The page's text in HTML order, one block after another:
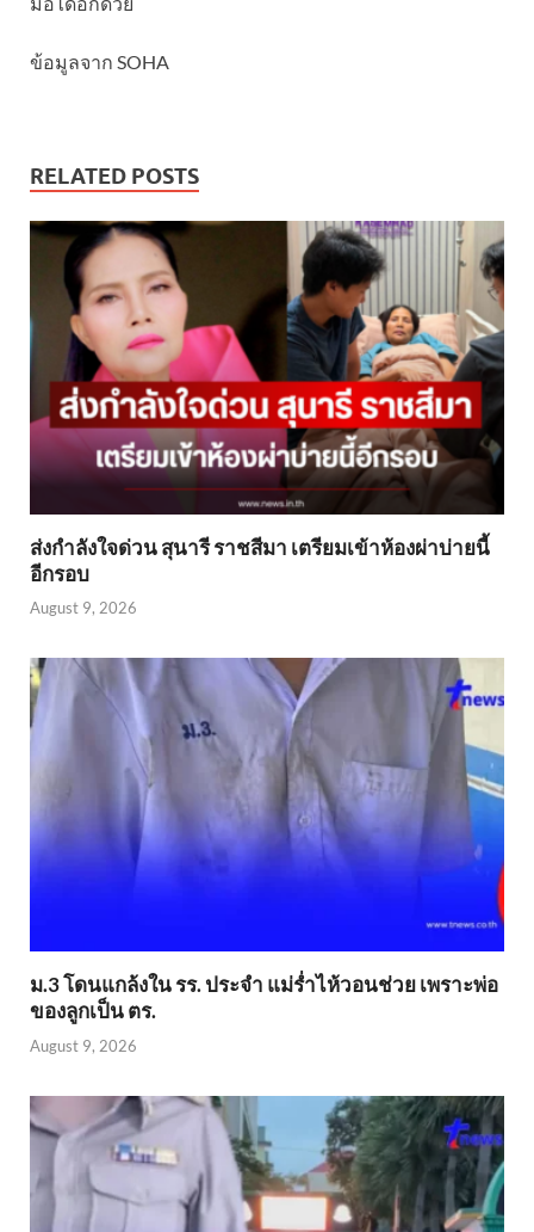
ข้อมูลจาก SOHA
RELATED POSTS
ส่งกำลังใจด่วน สุนารี ราชสีมา เตรียมเข้าห้องผ่าบ่ายนี้
อีกรอบ
August 9, 2026
ม.3 โดนแกล้งใน รร. ประจำ แม่ร่ำไห้วอนช่วย เพราะพ่อ
ของลูกเป็น ตร.
August 9, 2026